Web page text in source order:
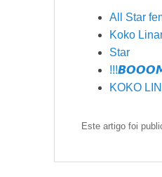
All Star
Koko
Star
KOKO
Este artigo foi